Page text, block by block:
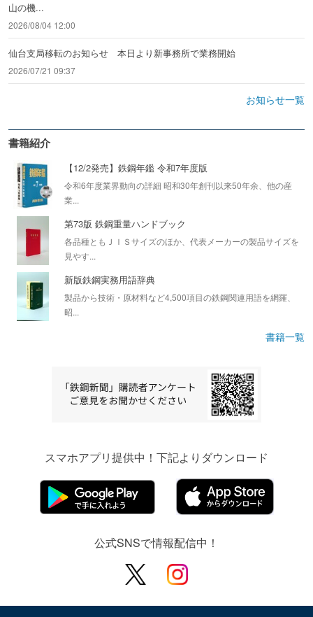
山の機...
2026/08/04 12:00
仙台支局移転のお知らせ 本日より新事務所で業務開始
2026/07/21 09:37
お知らせ一覧
書籍紹介
【12/2発売】鉄鋼年鑑 令和7年度版
令和6年度業界動向の詳細 昭和30年創刊以来50年余、他の産
業...
第73版 鉄鋼重量ハンドブック
各品種ともＪＩＳサイズのほか、代表メーカーの製品サイズを
見やす...
新版鉄鋼実務用語辞典
製品から技術・原材料など4,500項目の鉄鋼関連用語を網羅、
昭...
書籍一覧
スマホアプリ提供中！下記よりダウンロード
公式SNSで情報配信中！